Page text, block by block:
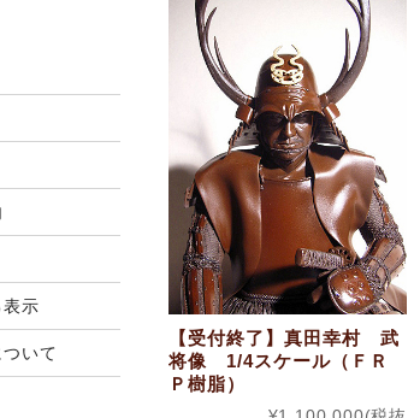
【受付終了】真田幸村 武
将像 1/4スケール（ＦＲ
Ｐ樹脂）
示
いて